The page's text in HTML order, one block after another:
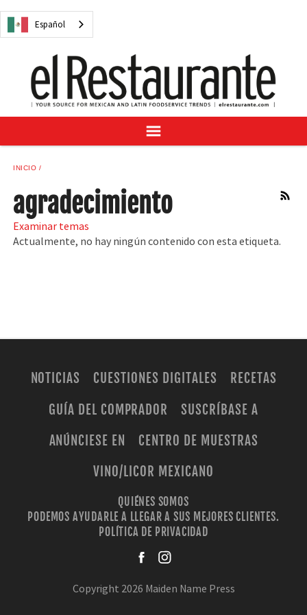
Español
NOTICIAS
RECETAS
GUÍA DEL COMPRADOR
SUSCRÍBASE A
CENTRO DE MUESTRAS
VINO/LICOR MEXICANO
INICIO
RSS
agradecimiento
Examinar temas
Actualmente, no hay ningún contenido con esta etiqueta.
NOTICIAS CUESTIONES DIGITALES
RECETAS
GUÍA DEL COMPRADOR
SUSCRÍBASE A
ANÚNCIESE EN
CENTRO DE MUESTRAS
VINO/LICOR MEXICANO
QUIÉNES SOMOS
PODEMOS AYUDARLE A LLEGAR A SUS MEJORES CLIENTES.
POLÍTICA DE PRIVACIDAD
Copyright 2026 Maiden Name Press